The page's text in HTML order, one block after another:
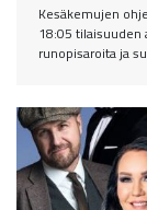
Kesäkemujen
18:05 tilaisuuden
runopisaroita ja